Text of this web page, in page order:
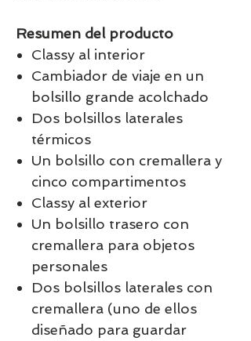
Resumen del producto
Classy al interior
Cambiador de viaje en un
bolsillo grande acolchado
Dos bolsillos laterales
térmicos
Un bolsillo con cremallera y
cinco compartimentos
Classy al exterior
Un bolsillo trasero con
cremallera para objetos
personales
Dos bolsillos laterales con
cremallera (uno de ellos
diseñado para guardar